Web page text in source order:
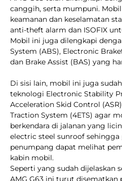
canggih, serta mumpuni.
keamanan dan keselamatan
anti-theft alarm dan ISOFIX
Mobil ini juga dilengkapi
System (ABS), Electronic
dan Brake Assist (BAS) yang
Di sisi lain, mobil ini juga
teknologi Electronic Stability
Acceleration Skid Control
Traction System (4ETS) agar
berkendara di jalanan yang
electric steel sunroof
penumpang dapat melihat
kabin mobil.
Seperti yang sudah dijelaskan
AMG G63 ini turut disematkan